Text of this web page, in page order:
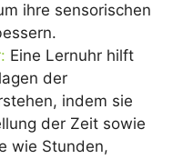
ihre sensorischen
Eine Lernuhr hilft
der
indem sie
der Zeit sowie
wie Stunden,